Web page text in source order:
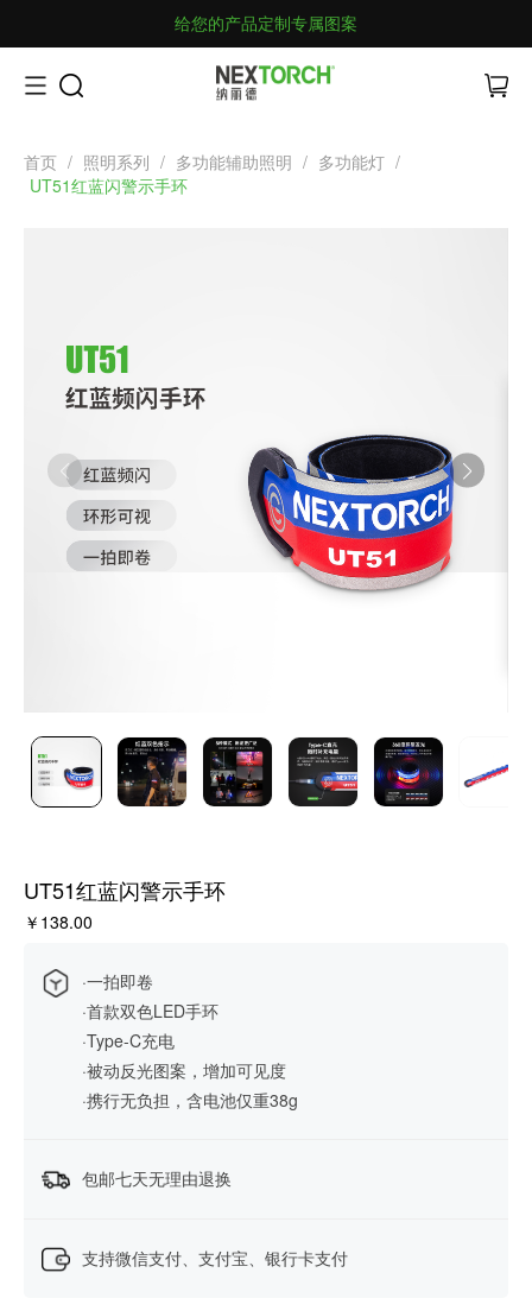
给您的产品定制专属图案
首页 / 照明系列 / 多功能辅助照明 / 多功能灯 /
UT51红蓝闪警示手环
UT51红蓝闪警示手环
￥138.00
·一拍即卷
·首款双色LED手环
·Type-C充电
·被动反光图案，增加可见度
·携行无负担，含电池仅重38g
包邮七天无理由退换
支持微信支付、支付宝、银行卡支付